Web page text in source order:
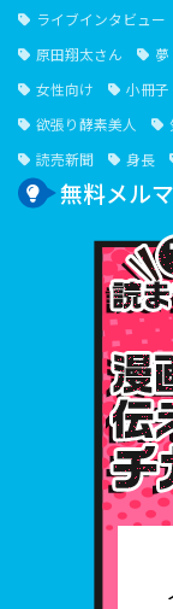
ライブインタビュー
原田翔太さん
夢
女性向け
小冊子
欲張り酵素美人
読売新聞
身長
無料メル